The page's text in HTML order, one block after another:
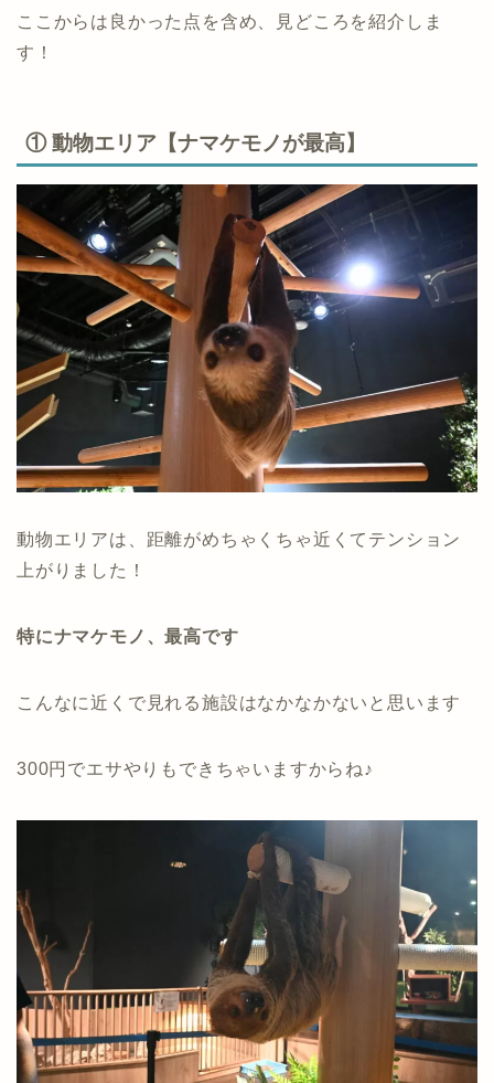
ここからは良かった点を含め、見どころを紹介しま
す！
① 動物エリア【ナマケモノが最高】
動物エリアは、距離がめちゃくちゃ近くてテンション
上がりました！
特にナマケモノ、最高です
こんなに近くで見れる施設はなかなかないと思います
300円でエサやりもできちゃいますからね♪